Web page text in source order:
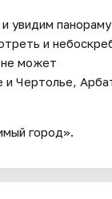
увидим панораму
и
может
и Чертолье,
город».